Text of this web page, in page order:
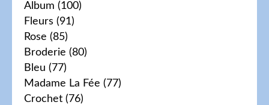
Album (100)
Fleurs (91)
Rose (85)
Broderie (80)
Bleu (77)
Madame La Fée (77)
Crochet (76)